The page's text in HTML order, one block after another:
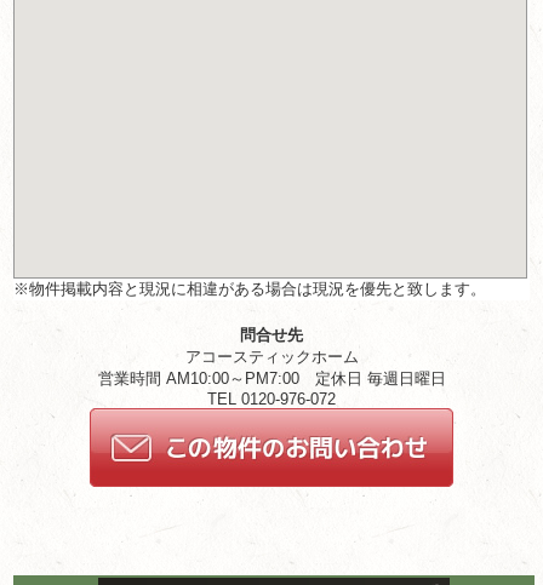
※物件掲載内容と現況に相違がある場合は現況を優先と致します。
問合せ先
アコースティックホーム
営業時間 AM10:00～PM7:00 定休日 毎週日曜日
TEL 0120-976-072